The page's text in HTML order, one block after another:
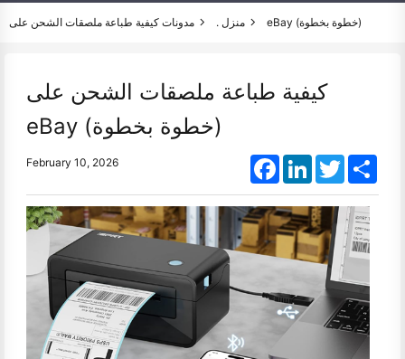
منزل . مدونات كيفية طباعة ملصقات الشحن على eBay (خطوة بخطوة)
كيفية طباعة ملصقات الشحن على
eBay (خطوة بخطوة)
February 10, 2026 FacebookLinkedInTwitter